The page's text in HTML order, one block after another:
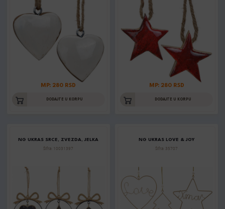
MP: 280 RSD
DODAJTE U KORPU
MP: 280 RSD
DODAJTE U KORPU
NG UKRAS SRCE, ZVEZDA, JELKA
Šifra: 10031397
NG UKRAS LOVE & JOY
Šifra: 35707